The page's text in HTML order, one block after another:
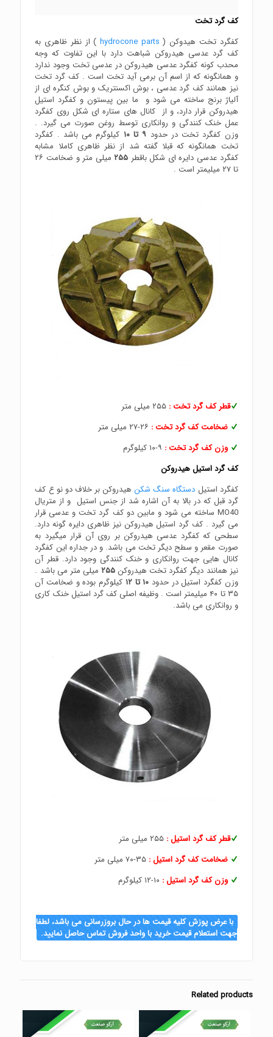
کف گرد تخت
کفگرد تخت هیدوکن ( hydrocone parts) از نظر ظاهری به
کف گرد عدسی هیدروکن شباهت دارد با این تفاوت که وجه
محدب کونه کفگرد عدسی هیدروکن در عدسی تخت وجود ندارد
و همانگونه که از اسم آن برمی آید تخت است . کف گرد تخت
نیز همانند کف گرد عدسی ، بوش اکسنتریک و بوش کنگره ای از
آلیاژ برنج ساخته می شود و ما بین پیستون و کفگرد استیل
هیدروکن قرار دارد، و از کانال های ستاره ای شکل روی کفگرد
عمل خنک کنندگی و روانکاری توسط روغن صورت می گیرد. .
وزن کفگرد تخت در حدود
کیلوگرم می باشد . کفگرد
تخت همانگونه که قبلا گفته شد از نظر ظاهری کاملا مشابه
کفگرد عدسی دایره ای شکل باقطر ۲۵۵
میلی متر و ضخامت ۲۶
تا ۲۷ میلیمتر است .
قطر کف گرد تخت : ۲۵۵ میلی متر
ضخامت کف گرد تخت :
وزن کف گرد تخت :
کف گرد استیل هیدروکن
کفگرد استیل دستگاه سنگ شکنهیدروکن بر خلاف دو نو ع کف
گرد قبل که در بالا به آن اشاره شد از جنس استیل و از متریال
MO40 ساخته می شود و مابین دو کف گرد تخت و عدسی قرار
می گیرد . کف گرد استیل هیدروکن نیز ظاهری دایره گونه دارد.
سطحی که کفگرد عدسی هیدروکن بر روی آن قرار میگیرد به
صورت مقعر و سطح دیگر تخت می باشد. و در جداره این کفگرد
کانال هایی جهت روانکاری و خنک کنندگی وجود دارد. قطر آن
نیز همانند دیگر کفگرد تخت هیدروکن۲۵۵ میلی متر می باشد .
وزن کفگرد استیل در حدود ۱۰ تا ۱۲
کیلوگرم بوده و ضخامت آن
۳۵ تا ۴۰ میلیمتر است . وظیفه اصلی کف گرد استیل خنک کاری
و روانکاری می باشد.
قطر کف گرد استیل : ۲۵۵ میلی متر
ضخامت کف گرد استیل : ۳۵-۷۰ میلی متر
وزن کف گرد استیل :
با عرض پوزش کلیه قیمت ها در حال بروزرسانی می باشد، لطفا
جهت استعلام قیمت خرید با واحد فروش تماس حاصل نمایید.
Related products